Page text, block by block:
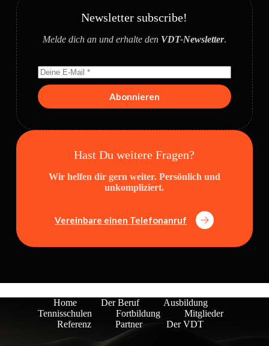
Newsletter subscribe!
Melde dich an und erhalte den VDT-Newsletter.
Abonnieren
Hast Du weitere Fragen?
Wir helfen dir gern weiter. Persönlich und
unkompliziert.
Vereinbare einen Telefonanruf
Home Der Beruf
Ausbildung
Tennisschulen
Fortbildung
Mitglieder
Referenz
Partner Der VDT